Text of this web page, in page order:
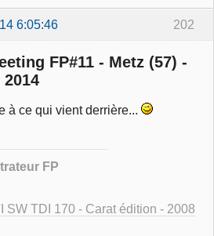
202
6:05:46
FP#11 - Metz (57) -
2014
à ce qui vient derrière...
FP
SW TDI 170 - Carat édition - 2008